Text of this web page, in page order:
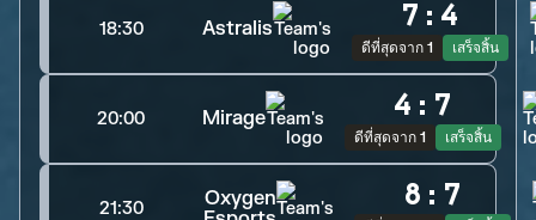
18:30 Astralis 7 : 4
ดีที่สุดจาก 1 เสร็จสิ้น
20:00 Mirage 4 : 7
ดีที่สุดจาก 1 เสร็จสิ้น
21:30
Oxygen
8 : 7